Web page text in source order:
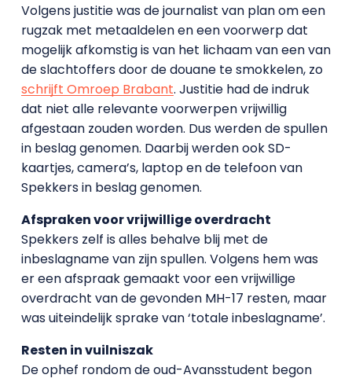
Volgens justitie was de journalist van plan om een
rugzak met metaaldelen en een voorwerp dat
mogelijk afkomstig is van het lichaam van een van
de slachtoffers door de douane te smokkelen, zo
schrijft Omroep Brabant. Justitie had de indruk
dat niet alle relevante voorwerpen vrijwillig
afgestaan zouden worden. Dus werden de spullen
in beslag genomen. Daarbij werden ook SD-
kaartjes, camera’s, laptop en de telefoon van
Spekkers in beslag genomen.
Afspraken voor vrijwillige overdracht
Spekkers zelf is alles behalve blij met de
inbeslagname van zijn spullen. Volgens hem was
er een afspraak gemaakt voor een vrijwillige
overdracht van de gevonden MH-17 resten, maar
was uiteindelijk sprake van ‘totale inbeslagname’.
Resten in vuilniszak
De ophef rondom de oud-Avansstudent begon